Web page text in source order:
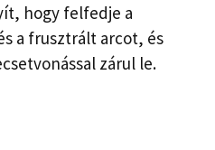
hogy felfedje a
a frusztrált arcot, és
zárul le.